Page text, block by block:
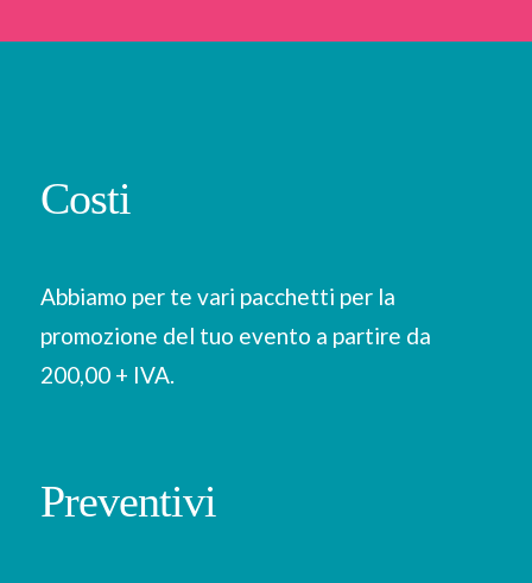
Costi
Abbiamo per te vari pacchetti per la
promozione del tuo evento a partire da
200,00 + IVA.
Preventivi